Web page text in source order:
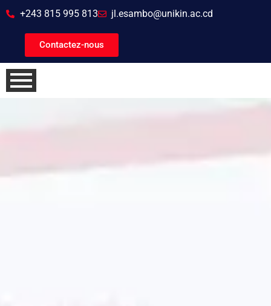
+243 815 995 813 jl.esambo@unikin.ac.cd
Contactez-nous